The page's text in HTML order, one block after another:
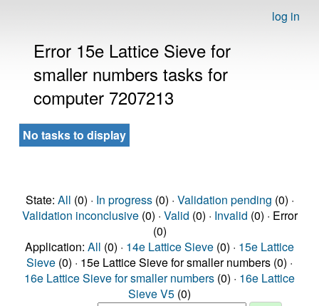
log in
Error 15e Lattice Sieve for
smaller numbers tasks for
computer 7207213
No tasks to display
State: All (0) · In progress(0) · Validation pending (0) ·
Validation inconclusive(0) · Valid (0) · Invalid (0) · Error
(0)
Application: All (0) · 14e Lattice Sieve (0) · 15e Lattice
Sieve (0) · 15e Lattice Sieve for smaller numbers (0) ·
16e Lattice Sieve for smaller numbers (0) · 16e Lattice
Sieve V5 (0)